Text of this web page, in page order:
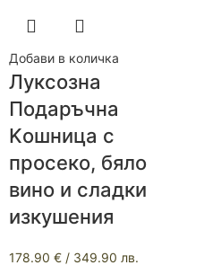
Добави в количка
Луксозна
Подаръчна
Kошница с
просеко, бяло
вино и сладки
изкушения
178.90 € / 349.90 лв.